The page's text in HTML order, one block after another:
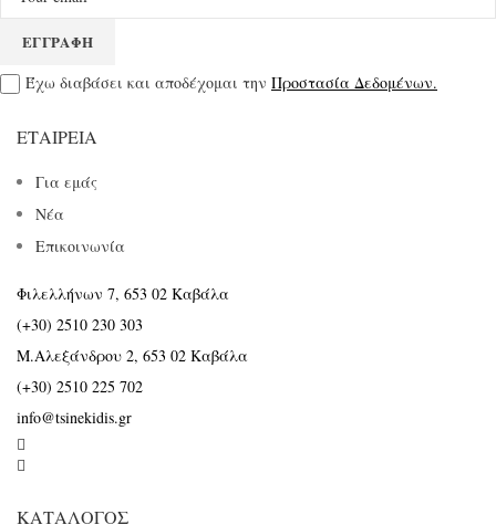
Έχω διαβάσει και αποδέχομαι την Προστασία Δεδομένων.
ΕΤΑΙΡΕΊΑ
Για εμάς
Νέα
Επικοινωνία
Φιλελλήνων 7, 653 02 Καβάλα
(+30) 2510 230 303
Μ.Αλεξάνδρου 2, 653 02 Καβάλα
(+30) 2510 225 702
info@tsinekidis.gr


ΚΑΤΆΛΟΓΟΣ